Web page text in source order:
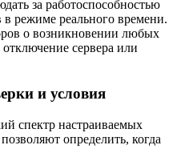
за работоспособностью
в режиме реального времени.
о возникновении любых
сервера или
и условия
спектр настраиваемых
определить, когда